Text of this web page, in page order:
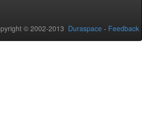
© 2002-2013 Duraspace - Feedback